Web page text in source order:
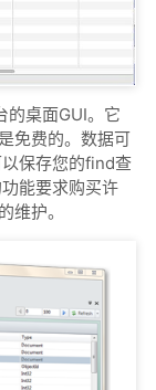
桌面GUI。它
免费的。数据可
保存您的find查
能要求购买许
维护。